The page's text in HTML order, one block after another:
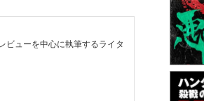
ビューを中心に執筆するライタ